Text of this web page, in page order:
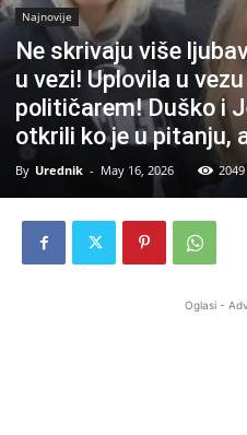
Najnovije
Ne skrivaju više
u vezi! Uplovila u
političarem! Duško i
otkrili ko je u pitanju,
By Urednik - May 16, 2026 2049
Oglasi -